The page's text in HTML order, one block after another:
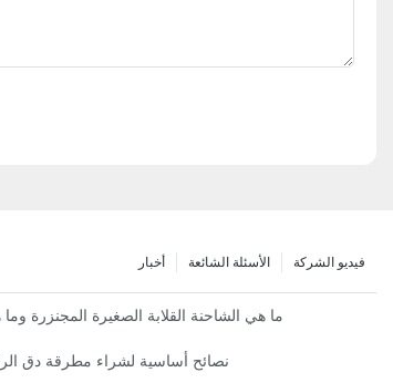
فيديو الشركة الأسئلة الشائعة أخبار
ما هي الشاحنة القلابة الصغيرة المجنزرة
نصائح أساسية لشراء مطرقة دق